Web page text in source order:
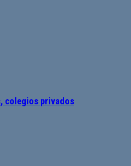
colegios privados